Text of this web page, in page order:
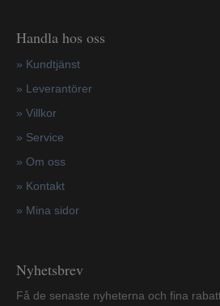
Handla hos oss
» Kundtjänst
» Leverantörer
» Villkor
» Service
» Om oss
» Kontakt
» Mina sidor
Nyhetsbrev
Få de senaste nyheterna och fina